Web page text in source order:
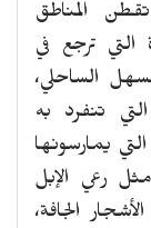
المناطق
التي ترجع في
الساحلي،
تنفرد به
يمارسونها
رعي الإبل
الجافة،